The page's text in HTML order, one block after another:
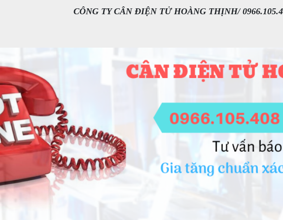
CÔNG TY CÂN ĐIỆN TỬ HOÀNG THỊNH/